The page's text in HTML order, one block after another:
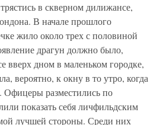
в скверном дилижансе,
В начале прошлого
жило около трех с половиной
драгун должно было,
вверх дном в маленьком городке,
вероятно, к окну в то утро, когда
Офицеры разместились по
показать себя личфильдским
лучшей стороны. Среди них